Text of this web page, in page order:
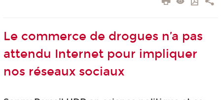
Le commerce de drogues n’a pas
attendu Internet pour impliquer
nos réseaux sociaux